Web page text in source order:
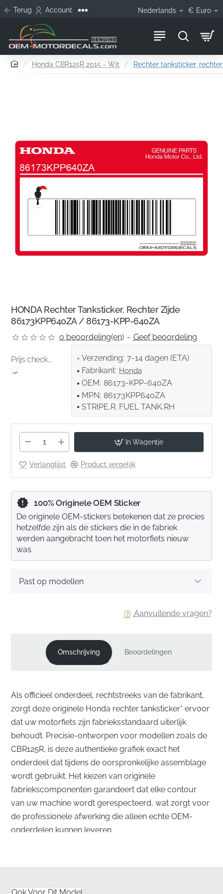
Terug Account Nederlands € Euro
homeHonda CBR125R 2015 - Wit Rechter tanksticker,
HONDA Rechter Tanksticker, Rechter Zijde
86173KPP640ZA / 86173-KPP-640ZA
0 beoordeling(en) - Geef beoordeling
Prijs check... Verzending: 7-14 dagen (ETA)
Fabrikant: Honda
OEM: 86173-KPP-640ZA
MPN: 86173KPP640ZA
STRIPE,R. FUEL TANK,RH
In Wagentje
Verlanglijst Product vergelijk
Aanvullende vragen?
Past op modellen
100% Originele OEM Sticker
De originele OEM-stickers betekenen dat ze precies
hetzelfde zijn als de stickers die in de fabriek
werden aangebracht toen het motorfiets nieuw
was.
Omschrijving Beoordelingen
Als officieel onderdeel, rechtstreeks van de fabrikant,
zorgt deze originele Honda rechter tanksticker* ervoor
dat uw motorfiets zijn fabrieksstandaard uiterlijk
behoudt. Precisie-ontworpen voor modellen zoals de
CBR125R, is deze authentieke grafiek exact het
onderdeel dat tijdens de oorspronkelijke assemblage
wordt gebruikt. Het kiezen van originele
fabriekscomponenten garandeert dat elke contour
van uw machine wordt gerespecteerd, wat zorgt voor
de professionele afwerking die alleen echte OEM-
onderdelen kunnen leveren.
gespecialiseerde vinyl is ontworpen om bestand te